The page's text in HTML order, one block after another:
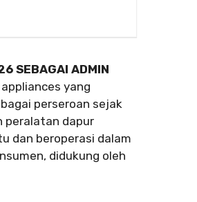
SEBAGAI ADMIN
yang
perseroan sejak
peralatan dapur
dan beroperasi dalam
didukung oleh